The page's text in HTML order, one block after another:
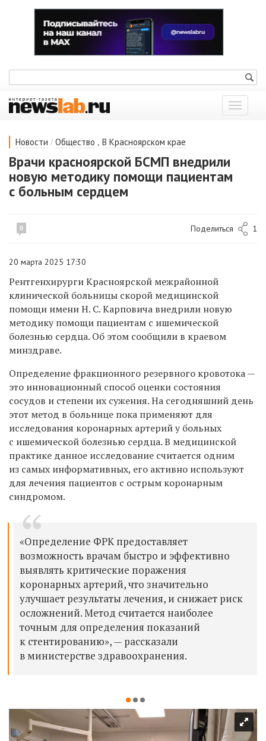
Показать
меню
Новости / Общество , В Красноярском крае
Врачи красноярской БСМП внедрили
новую методику помощи пациентам
с больным сердцем
0 Поделиться 1
20 марта 2025 17:30
Рентгенхирурги Красноярской межрайонной
клинической больницы скорой медицинской
помощи имени Н. С. Карповича внедрили новую
методику помощи пациентам с ишемической
болезнью сердца. Об этом сообщили в краевом
минздраве.
Определение фракционного резервного кровотока —
это инновационный способ оценки состояния
сосудов и степени их сужения. На сегодняшний день
этот метод в больнице пока применяют для
исследования коронарных артерий у больных
с ишемической болезнью сердца. В медицинской
практике данное исследование считается одним
из самых информативных, его активно используют
для лечения пациентов с острым коронарным
синдромом.
«Определение ФРК предоставляет
возможность врачам быстро и эффективно
выявлять критические поражения
коронарных артерий, что значительно
улучшает результаты лечения, и снижает риск
осложнений. Метод считается наиболее
точным для определения показаний
к стентированию», — рассказали
в министерстве здравоохранения.